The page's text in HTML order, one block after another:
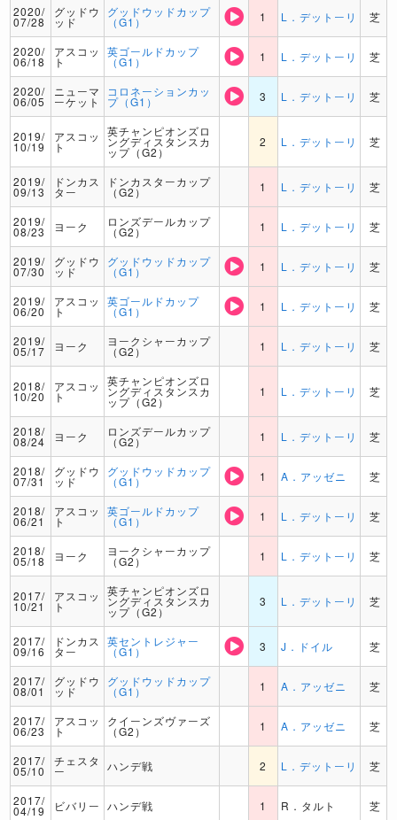
2020/
07/28
グッドウ
ッド
グッドウッドカップ
（G1） 1 L．デットーリ 芝
2020/
06/18
アスコッ
ト
英ゴールドカップ
（G1） 1 L．デットーリ 芝
2020/
06/05
ニューマ
ーケット
コロネーションカッ
プ（G1） 3 L．デットーリ 芝
2019/
10/19
アスコッ
ト
英チャンピオンズロ
ングディスタンスカ
ップ（G2）
2 L．デットーリ 芝
2019/
09/13
ドンカス
ター
ドンカスターカップ
（G2） 1 L．デットーリ 芝
2019/
08/23 ヨーク ロンズデールカップ
（G2） 1 L．デットーリ 芝
2019/
07/30
グッドウ
ッド
グッドウッドカップ
（G1） 1 L．デットーリ 芝
2019/
06/20
アスコッ
ト
英ゴールドカップ
（G1） 1 L．デットーリ 芝
2019/
05/17 ヨーク ヨークシャーカップ
（G2） 1 L．デットーリ 芝
2018/
10/20
アスコッ
ト
英チャンピオンズロ
ングディスタンスカ
ップ（G2）
1 L．デットーリ 芝
2018/
08/24 ヨーク ロンズデールカップ
（G2） 1 L．デットーリ 芝
2018/
07/31
グッドウ
ッド
グッドウッドカップ
（G1） 1 A．アッゼニ 芝
2018/
06/21
アスコッ
ト
英ゴールドカップ
（G1） 1 L．デットーリ 芝
2018/
05/18 ヨーク ヨークシャーカップ
（G2） 1 L．デットーリ 芝
2017/
10/21
アスコッ
ト
英チャンピオンズロ
ングディスタンスカ
ップ（G2）
3 L．デットーリ 芝
2017/
09/16
ドンカス
ター
英セントレジャー
（G1） 3 J．ドイル 芝
2017/
08/01
グッドウ
ッド
グッドウッドカップ
（G1） 1 A．アッゼニ 芝
2017/
06/23
アスコッ
ト
クイーンズヴァーズ
（G2） 1 A．アッゼニ 芝
2017/
05/10
チェスタ
ー ハンデ戦 2 L．デットーリ 芝
2017/
04/19 ビバリー ハンデ戦 1 R．タルト 芝